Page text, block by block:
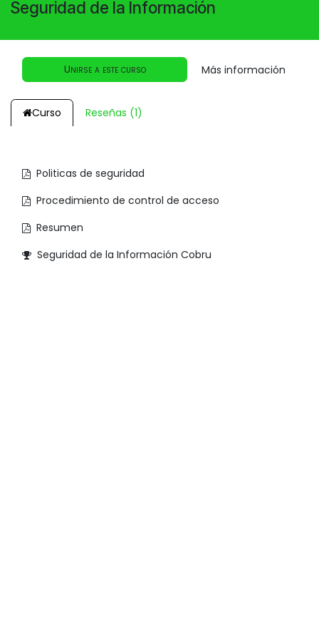
Seguridad de la Información
Unirse a este curso Más información
Curso Reseñas (1)
Politicas de seguridad
Procedimiento de control de acceso
Resumen
Seguridad de la Información Cobru